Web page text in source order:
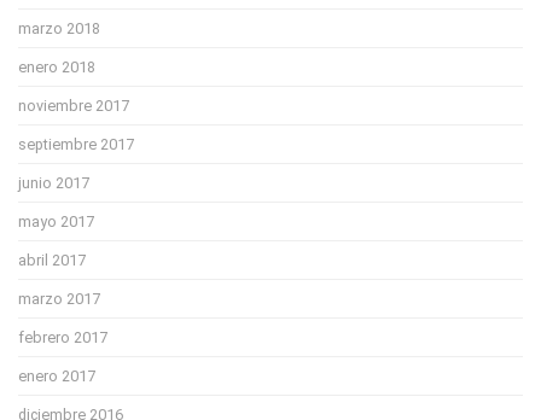
marzo 2018
enero 2018
noviembre 2017
septiembre 2017
junio 2017
mayo 2017
abril 2017
marzo 2017
febrero 2017
enero 2017
diciembre 2016